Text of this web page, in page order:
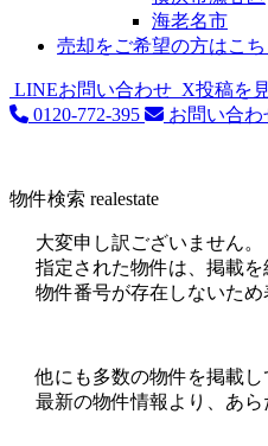
海老名市
売却をご希望の方はこち
LINEお問い合わせ X投稿を
0120-772-395
お問い合わ
物件検索 realestate
大変申し訳ございません。
指定された物件は、掲載を
物件番号が存在しないため
他にも多数の物件を掲載し
最新の物件情報より、あら